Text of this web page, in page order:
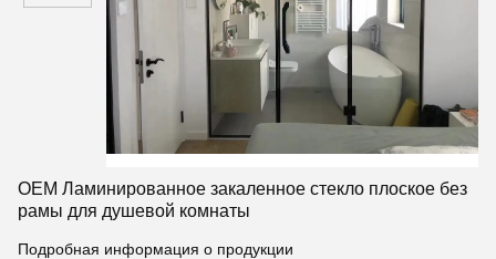
OEM Ламинированное закаленное стекло плоское без
рамы для душевой комнаты
Подробная информация о продукции